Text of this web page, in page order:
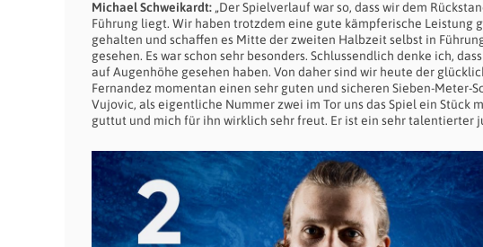
Michael Schweikardt: „Der Spielverlauf war so, dass wir dem
Führung liegt. Wir haben trotzdem eine gute kämpferische Leistung
gehalten und schaffen es Mitte der zweiten Halbzeit selbst in
gesehen. Es war schon sehr besonders. Schlussendlich denke ich,
auf Augenhöhe gesehen haben. Von daher sind wir heute der
Fernandez momentan einen sehr guten und sicheren Sieben-Meter-
Vujovic, als eigentliche Nummer zwei im Tor uns das Spiel ein Stück
guttut und mich für ihn wirklich sehr freut. Er ist ein sehr talentierter